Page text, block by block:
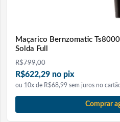
Maçarico Bernzomatic
Solda Full
R$799,00
R$622,29 no pix
ou 10x de R$68,99 sem juros no
Comprar